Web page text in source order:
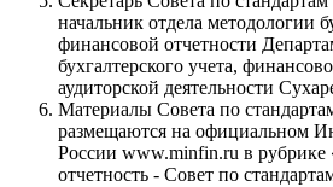
начальник отдела методологии
финансовой отчетности
бухгалтерского учета,
аудиторской деятельности
Материалы Совета по
размещаются на официальном
России www.minfin.ru в рубрике
отчетность - Совет по